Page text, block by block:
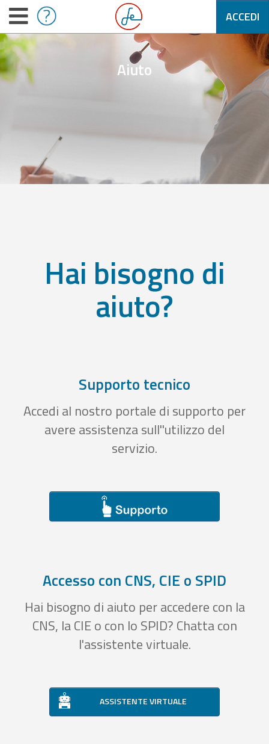
ACCEDI
Aiuto
Hai bisogno di
aiuto?
Supporto tecnico
Accedi al nostro portale di supporto per
avere assistenza sull''utilizzo del
servizio.
Accesso con CNS, CIE o SPID
Hai bisogno di aiuto per accedere con la
CNS, la CIE o con lo SPID? Chatta con
l'assistente virtuale.
ASSISTENTE VIRTUALE